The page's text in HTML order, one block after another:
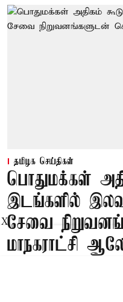
தமிழக செய்திகள்
பொதுமக்கள்
இடங்களில்
சேவை
மாநகராட்சி
X